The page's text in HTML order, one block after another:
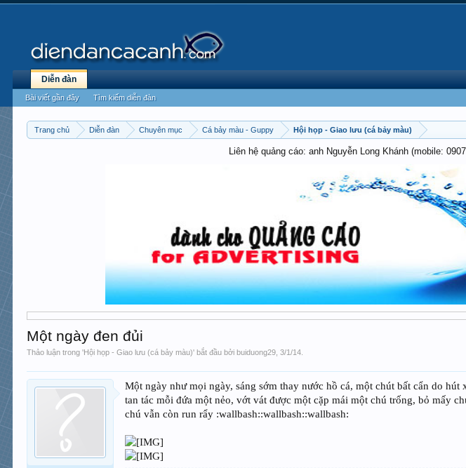
Trang chủ Diễn đàn Chuyên mục Cá bảy màu - Guppy Hội họp - Giao lưu (cá bảy màu)
Liên hệ quảng cáo: anh Nguyễn Long Khánh (mobile:
Một ngày đen đủi
Thảo luận trong 'Hội họp - Giao lưu (cá bảy màu)' bắt đầu bởibuiduong29 ,3/1/14
Một ngày như mọi ngày, sáng sớm thay nước hồ cá, một chút bất cẩn do
tan tác mỗi đứa một nẻo, vớt vát được một cặp mái một chú trống, bỏ mấy
chú vẫn còn run rẩy :wallbash::wallbash::wallbash:
Diễn đàn
Bài viết gần đây Tìm kiếm diễn đàn